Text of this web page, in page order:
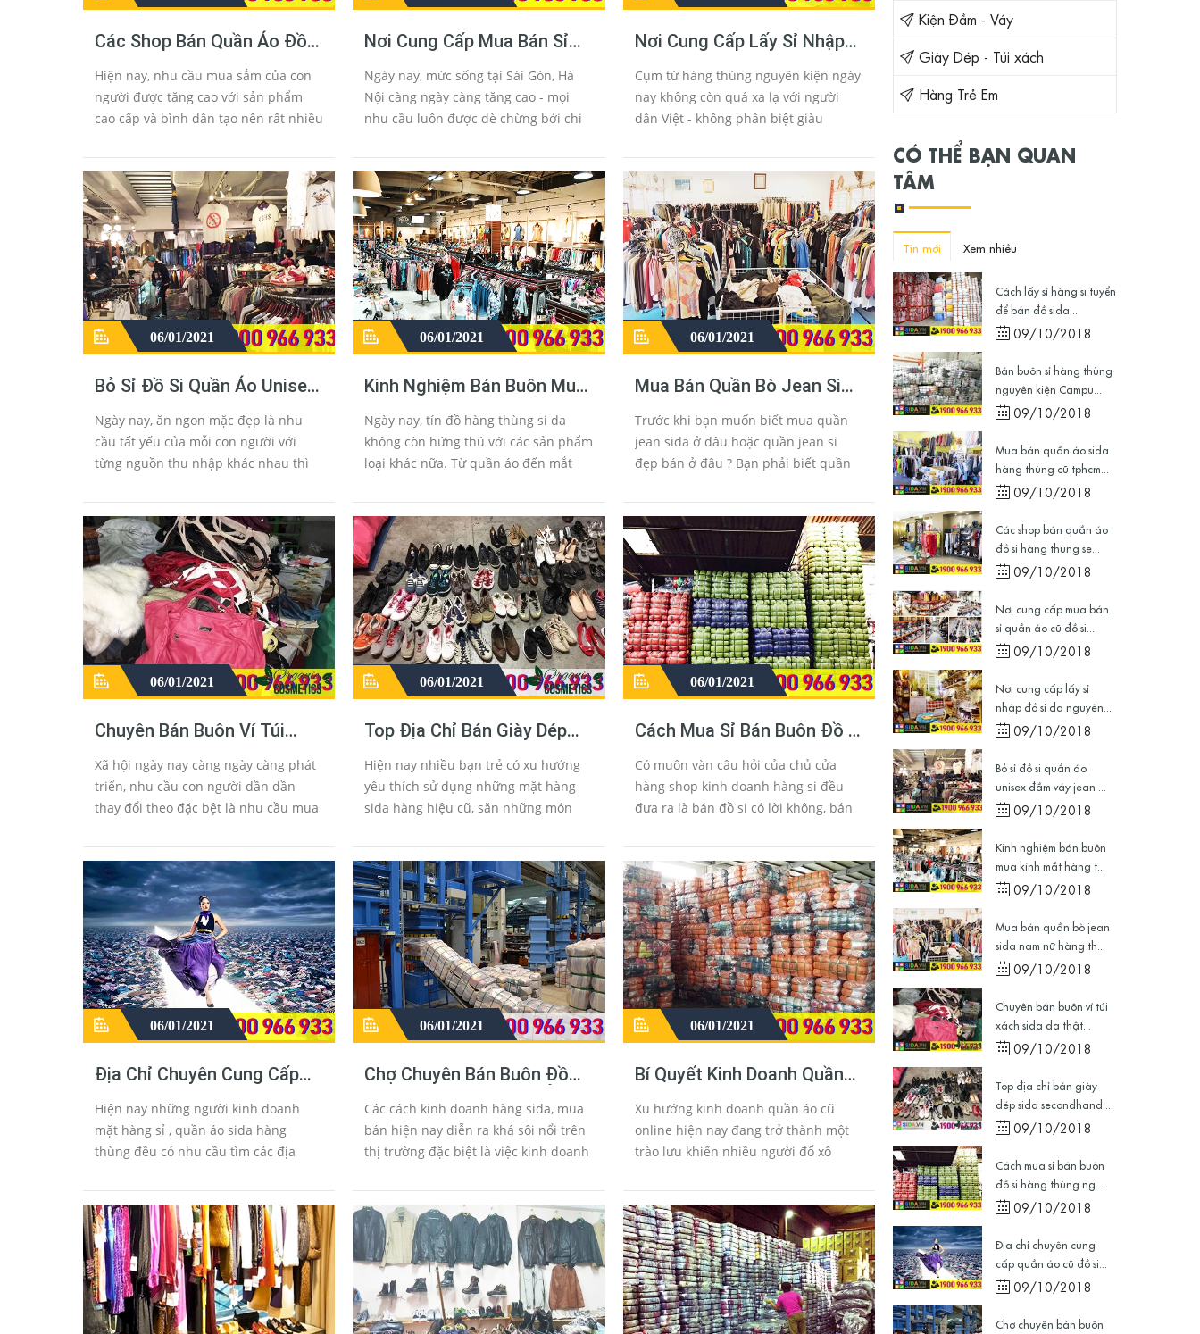
Các Shop Bán Quần Áo Đồ
Nổi Tiếng
Hiện nay, nhu cầu mua sắm của con
người được tăng cao với sản phẩm
cao cấp và bình dân tạo nên rất nhiều
giá cao hoặc giá rẻ tùy thuộc va...
Nơi Cung Cấp Mua Bán Sỉ
Nhất
Ngày nay, mức sống tại Sài Gòn, Hà
Nội càng ngày càng tăng cao - mọi
nhu cầu luôn được dè chừng bởi chi
ít nhưng lại có niềm đam mê với...
Nơi Cung Cấp Lấy Sỉ Nhập
Campuchia
Cụm từ hàng thùng nguyên kiện ngày
nay không còn quá xa lạ với người
dân Việt - không phân biệt giàu
thể phù hợp với tất cả mọi người và...
06/01/2021
Bỏ Sỉ Đồ Si Quần Áo Unisex
Hồng Kông
Ngày nay, ăn ngon mặc đẹp là nhu
cầu tất yếu của mỗi con người với
từng nguồn thu nhập khác nhau thì
cầu bản thân. Cái đẹp luôn được mọi
người hươ...
06/01/2021
Kinh Nghiệm Bán Buôn Mua
Campuchia
Ngày nay, tín đồ hàng thùng si da
không còn hứng thú với các sản phẩm
loại khác nữa. Từ quần áo đến mắt
đều có, đặc biệt là dãy đường ...
06/01/2021
Mua Bán Quần Bò Jean Sida
Nguyên Kiện
Trước khi bạn muốn biết mua quần
jean sida ở đâu hoặc quần jean si
đẹp bán ở đâu ? Bạn phải biết quần
hàng hiệu có sức ảnh hưởng như thế
nà...
06/01/2021
Chuyên Bán Buôn Ví Túi
Thùng Cao Cấp
Xã hội ngày nay càng ngày càng phát
triển, nhu cầu con người dần dần
thay đổi theo đặc bệt là nhu cầu mua
hàng hiệu, túi đeo chéo hàng cao
cấp...
06/01/2021
Top Địa Chỉ Bán Giày Dép
Thùng Xịn Rẻ
Hiện nay nhiều bạn trẻ có xu hướng
yêu thích sử dụng những mặt hàng
sida hàng hiệu cũ, săn những món
hiệu Hà Nộivới nhiều kiểu dáng, chất
liệu dành cho nam và nữ v...
06/01/2021
Cách Mua Sỉ Bán Buôn Đồ Si
Campuchia
Có muôn vàn câu hỏi của chủ cửa
hàng shop kinh doanh hàng si đều
đưa ra là bán đồ si có lời không, bán
ở đâu đẹp giá rẻ tphcm ? quần áo cũ
ở đâu hà nội? nơi bán đồ...
06/01/2021
Địa Chỉ Chuyên Cung Cấp
Cambodia
Hiện nay những người kinh doanh
mặt hàng sỉ , quần áo sida hàng
thùng đều có nhu cầu tìm các địa
thành phố lớn, các kho hàng tại
cambodia đó là nhu cầu thiết yếu
củ...
06/01/2021
Chợ Chuyên Bán Buôn Đồ
Campuchia
Các cách kinh doanh hàng sida, mua
bán hiện nay diễn ra khá sôi nổi trên
thị trường đặc biệt là việc kinh doanh
lĩnh vực, các mặt hàng phục vụ cho
nhu cầu cu...
06/01/2021
Bí Quyết Kinh Doanh Quần
Hiệu Quả
Xu hướng kinh doanh quần áo cũ
online hiện nay đang trở thành một
trào lưu khiến nhiều người đổ xô
hướng kinh doanh đồ si cũ online ,
nếu chọn kinh doanh thì cần b...
Kiện Đầm - Váy
Giày Dép - Túi xách
Hàng Trẻ Em
CÓ THỂ BẠN QUAN
TÂM
Tin mới Xem nhiều
Cách lấy sỉ hàng si tuyển
để bán đồ sida...
09/10/2018
Bán buôn sỉ hàng thùng
nguyên kiện Campu...
09/10/2018
Mua bán quần áo sida
hàng thùng cũ tphcm...
09/10/2018
Các shop bán quần áo
đồ si hàng thùng se...
09/10/2018
Nơi cung cấp mua bán
sỉ quần áo cũ đồ si...
09/10/2018
Nơi cung cấp lấy sỉ
nhập đồ si da nguyên...
09/10/2018
Bỏ sỉ đồ si quần áo
unisex đầm váy jean ...
09/10/2018
Kinh nghiệm bán buôn
mua kính mắt hàng t...
09/10/2018
Mua bán quần bò jean
sida nam nữ hàng th...
09/10/2018
Chuyên bán buôn ví túi
xách sida da thật...
09/10/2018
Top địa chỉ bán giày
dép sida secondhand...
09/10/2018
Cách mua sỉ bán buôn
đồ si hàng thùng ng...
09/10/2018
Địa chỉ chuyên cung
cấp quần áo cũ đồ si...
09/10/2018
Chợ chuyên bán buôn